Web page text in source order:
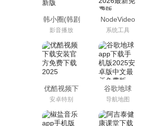
韩小圈(韩剧
TV)免费下
载2026最新
版
影音播放
NodeVideo
官方下载
2026最新免
费版
系统工具
优酷视频下
载安装官方
免费下载
2025
安卓特别
谷歌地球
app下载手
机版2025安
卓版中文最
新免费版
导航地图